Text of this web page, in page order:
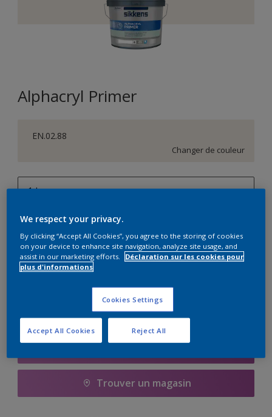
Alphacryl Primer
EN.02.88
Changer de couleur
1 L
1 L
2,5 L
5 L
Quantité Calculateur de peinture
Calculer
peut être acheté que dans des magasins sélectionnés.
Trouver un magasin
We respect your privacy.
By clicking “Accept All Cookies”, you agree to the storing of cookies
on your device to enhance site navigation, analyze site usage, and
assist in our marketing efforts.
Déclaration sur les cookies pour
plus d'informations
Cookies Settings
Reject All
Accept All Cookies